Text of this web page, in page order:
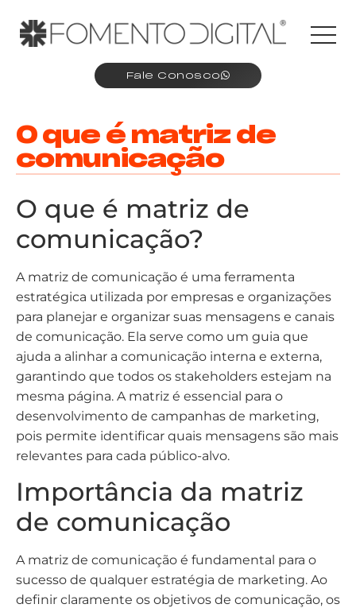
Fale Conosco
O que é matriz de
comunicação
O que é matriz de
comunicação?
A matriz de comunicação é uma ferramenta
estratégica utilizada por empresas e organizações
para planejar e organizar suas mensagens e canais
de comunicação. Ela serve como um guia que
ajuda a alinhar a comunicação interna e externa,
garantindo que todos os stakeholders estejam na
mesma página. A matriz é essencial para o
desenvolvimento de campanhas de marketing,
pois permite identificar quais mensagens são mais
relevantes para cada público-alvo.
Importância da matriz
de comunicação
A matriz de comunicação é fundamental para o
sucesso de qualquer estratégia de marketing. Ao
definir claramente os objetivos de comunicação, os